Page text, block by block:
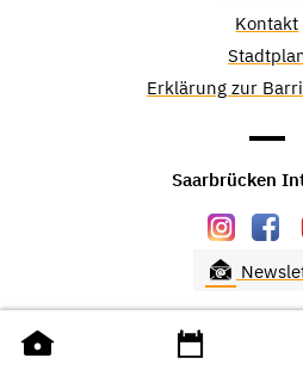
Kontakt
Erklärung zur
Saarbrücken